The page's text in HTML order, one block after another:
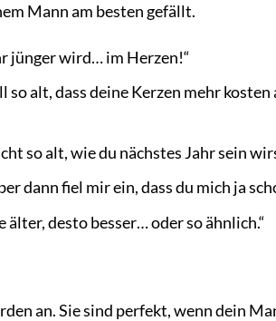
Mann am besten gefällt.
jünger wird… im Herzen!“
alt, dass deine Kerzen mehr kosten
so alt, wie du nächstes Jahr sein
dann fiel mir ein, dass du mich ja
desto besser… oder so ähnlich.“
an. Sie sind perfekt, wenn dein